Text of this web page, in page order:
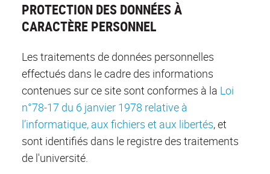
PROTECTION DES DONNÉES À
CARACTÈRE PERSONNEL
Les traitements de données personnelles
effectués dans le cadre des informations
contenues sur ce site sont conformes à la Loi
n°78-17 du 6 janvier 1978 relative à
l’informatique, aux fichiers et aux libertés, et
sont identifiés dans le registre des traitements
de l'université.